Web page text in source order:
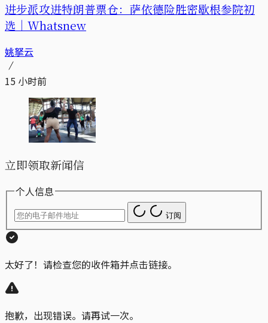
进步派攻进特朗普票仓：萨依德险胜密歇根参院初
选｜Whatsnew
姚拏云
15 小时前
立即领取新闻信
个人信息
订阅
太好了！请检查您的收件箱并点击链接。
抱歉，出现错误。请再试一次。